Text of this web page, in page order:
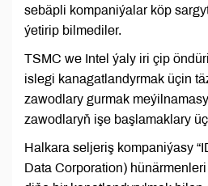
sebäpli kompaniýalar köp
ýetirip bilmediler.
TSMC we Intel ýaly iri çip
islegi kanagatlandyrmak üçin
zawodlary gurmak
zawodlaryň işe başlamaklary
Halkara seljeriş kompaniýasy
Data Corporation)